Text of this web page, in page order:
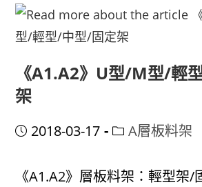
移
動
《A1.A2》U型/M型/輕
架
Post2018-03-17
PostA層板料架
《A1.A2》層板料架：輕型架/